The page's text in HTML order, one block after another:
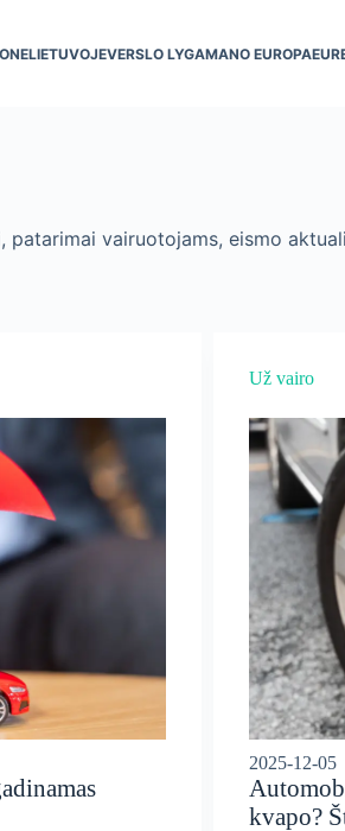
LIETUVOJEVERSLO LYGAMANO EUROPA
patarimai vairuotojams, eismo
Už vairo
2025-12-05
kvapo?